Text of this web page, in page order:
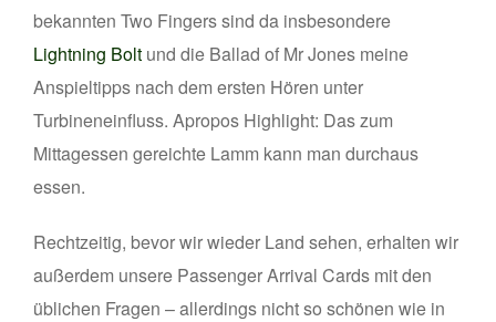
bekannten Two Fingers sind da insbesondere
Lightning Bolt und die Ballad of Mr Jones meine
Anspieltipps nach dem ersten Hören unter
Turbineneinfluss. Apropos Highlight: Das zum
Mittagessen gereichte Lamm kann man durchaus
essen.
Rechtzeitig, bevor wir wieder Land sehen, erhalten wir
außerdem unsere Passenger Arrival Cards mit den
üblichen Fragen – allerdings nicht so schönen wie in